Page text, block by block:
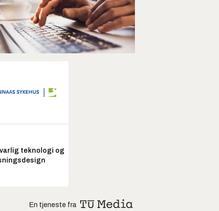
teknologi og
En tjeneste fra